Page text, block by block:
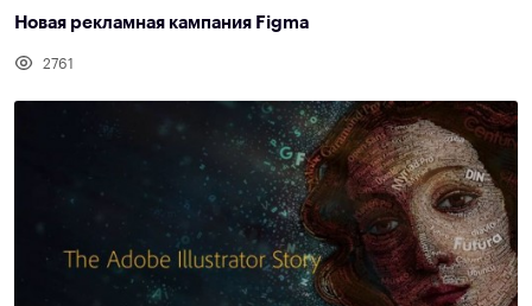
Новая рекламная кампания Figma
2761